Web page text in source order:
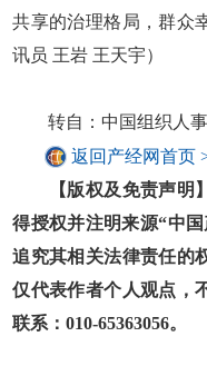
共享的治理格局，群众
讯员 王岩 王天宇）
转自：中国组织人事
返回产经网首页
【版权及免责声明】
得授权并注明来源“中
追究其相关法律责任的
仅代表作者个人观点，
联系：010-65363056。